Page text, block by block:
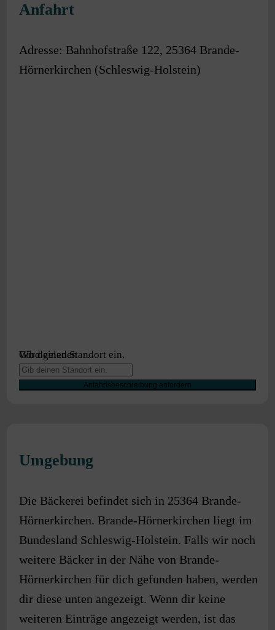
Anfahrt
Adresse: Bahnhofstraße 122, 25364 Brande-
Hörnerkirchen (Schleswig-Holstein)
Wird geladen …
Gib deinen Standort ein.
Anfahrtsbeschreibung anfordern
Umgebung
Die Bäckerei befindet sich in 25364 Brande-
Hörnerkirchen. Brande-Hörnerkirchen liegt im
Bundesland Schleswig-Holstein. Falls wir noch
weitere Bäcker in der Nähe von Brande-
Hörnerkirchen für dich gefunden haben, werden
dir diese unten angezeigt. Wenn dir keine
weiteren Einträge angezeigt werden, ist das